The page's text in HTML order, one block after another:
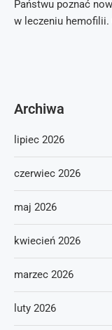
Państwu poznać
w leczeniu hemofilii.
Archiwa
lipiec 2026
czerwiec 2026
maj 2026
kwiecień 2026
marzec 2026
luty 2026